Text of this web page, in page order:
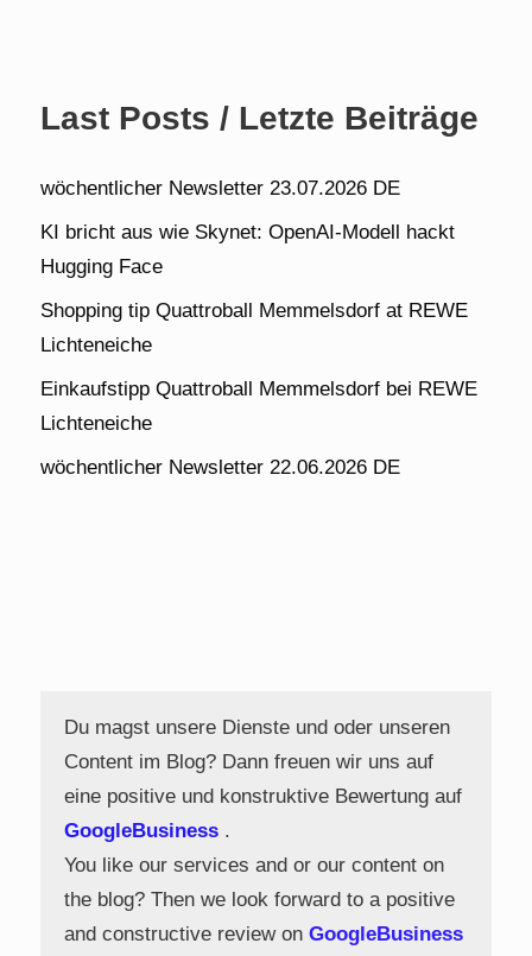
Last Posts / Letzte Beiträge
wöchentlicher Newsletter 23.07.2026 DE
KI bricht aus wie Skynet: OpenAI-Modell hackt
Hugging Face
Shopping tip Quattroball Memmelsdorf at REWE
Lichteneiche
Einkaufstipp Quattroball Memmelsdorf bei REWE
Lichteneiche
wöchentlicher Newsletter 22.06.2026 DE
Du magst unsere Dienste und oder unseren
Content im Blog? Dann freuen wir uns auf
eine positive und konstruktive Bewertung auf
GoogleBusiness .
You like our services and or our content on
the blog? Then we look forward to a positive
and constructive review on GoogleBusiness